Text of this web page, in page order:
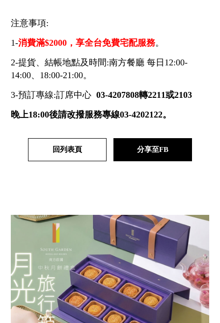
注意事項:
1-消費滿$2000，享全台免費宅配服務。
2-提貨、結帳地點及時間:南方餐廳 每日12:00-
14:00、18:00-21:00。
3-預訂專線:訂席中心03-4207808轉2211或2103
晚上18:00後請改撥服務專線03-4202122。
回列表頁 分享至FB